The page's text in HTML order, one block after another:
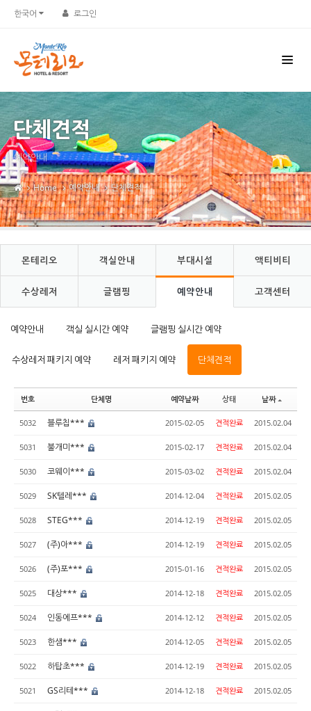
한국어 로그인
단체견적
예약안내
Home 예약안내 단체견적
몬테리오 객실안내 부대시설 액티비티
수상레저 글램핑 예약안내 고객센터
예약안내 객실 실시간 예약 글램핑 실시간 예약
수상레저 패키지 예약 레저 패키지 예약 단체견적
번호 단체명 예약날짜 상태 날짜
5032 블루칩*** 2015-02-05 견적완료 2015.02.04
5031 불개미*** 2015-02-17 견적완료 2015.02.04
5030 코웨이*** 2015-03-02 견적완료 2015.02.04
5029 SK텔레*** 2014-12-04 견적완료 2015.02.05
5028 STEG*** 2014-12-19 견적완료 2015.02.05
5027 (주)아*** 2014-12-19 견적완료 2015.02.05
5026 (주)포*** 2015-01-16 견적완료 2015.02.05
5025 대상*** 2014-12-18 견적완료 2015.02.05
5024 인동에프*** 2014-12-12 견적완료 2015.02.05
5023 한샘*** 2014-12-05 견적완료 2015.02.05
5022 하탑초*** 2014-12-19 견적완료 2015.02.05
5021 GS리테*** 2014-12-18 견적완료 2015.02.05
Sketchbook5, 스케치북5